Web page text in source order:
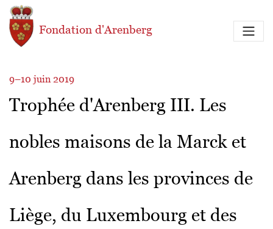
Aller au contenu principal
Fondation d'Arenberg
9–10 juin 2019
Trophée d'Arenberg III. Les
nobles maisons de la Marck et
Arenberg dans les provinces de
Liège, du Luxembourg et des